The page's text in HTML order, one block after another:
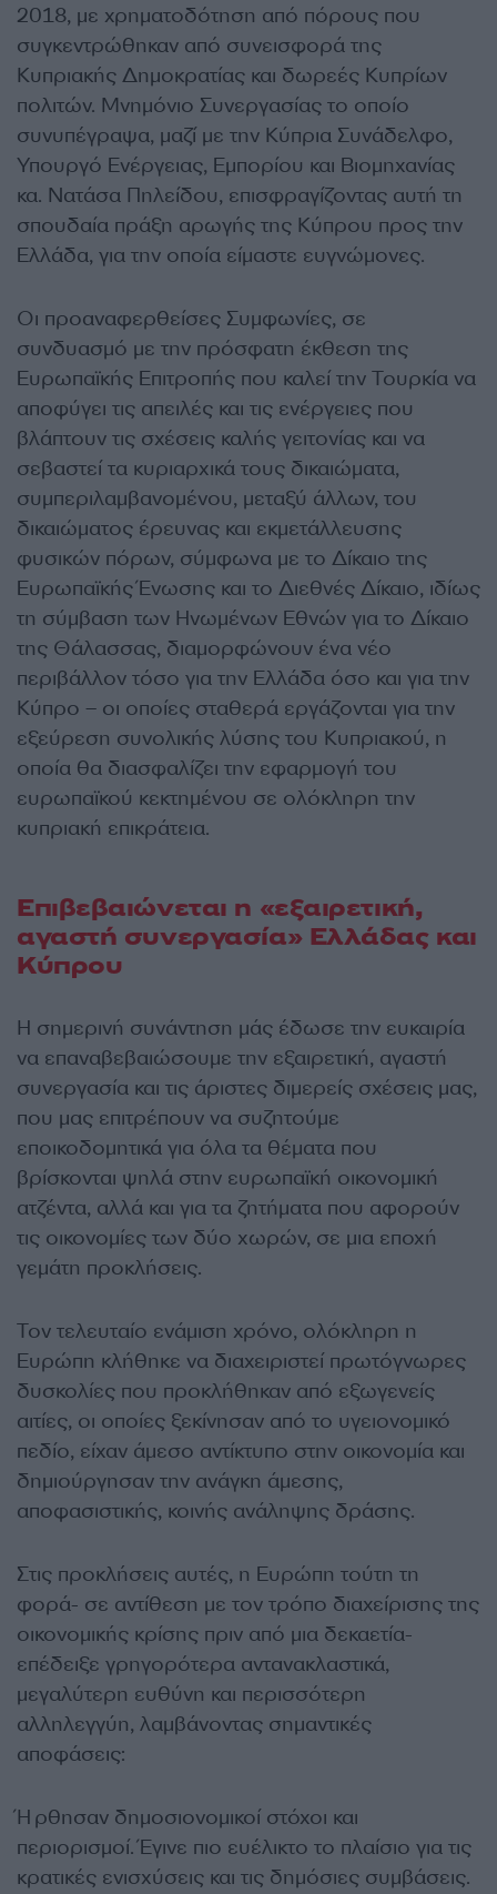
2018, με χρηματοδότηση από πόρους που
συγκεντρώθηκαν από συνεισφορά της
Κυπριακής Δημοκρατίας και δωρεές Κυπρίων
πολιτών. Μνημόνιο Συνεργασίας το οποίο
συνυπέγραψα, μαζί με την Κύπρια Συνάδελφο,
Υπουργό Ενέργειας, Εμπορίου και Βιομηχανίας
κα. Νατάσα Πηλείδου, επισφραγίζοντας αυτή τη
σπουδαία πράξη αρωγής της Κύπρου προς την
Ελλάδα, για την οποία είμαστε ευγνώμονες.
Οι προαναφερθείσες Συμφωνίες, σε
συνδυασμό με την πρόσφατη έκθεση της
Ευρωπαϊκής Επιτροπής που καλεί την Τουρκία να
αποφύγει τις απειλές και τις ενέργειες που
βλάπτουν τις σχέσεις καλής γειτονίας και να
σεβαστεί τα κυριαρχικά τους δικαιώματα,
συμπεριλαμβανομένου, μεταξύ άλλων, του
δικαιώματος έρευνας και εκμετάλλευσης
φυσικών πόρων, σύμφωνα με το Δίκαιο της
Ευρωπαϊκής Ένωσης και το Διεθνές Δίκαιο, ιδίως
τη σύμβαση των Ηνωμένων Εθνών για το Δίκαιο
της Θάλασσας, διαμορφώνουν ένα νέο
περιβάλλον τόσο για την Ελλάδα όσο και για την
Κύπρο – οι οποίες σταθερά εργάζονται για την
εξεύρεση συνολικής λύσης του Κυπριακού, η
οποία θα διασφαλίζει την εφαρμογή του
ευρωπαϊκού κεκτημένου σε ολόκληρη την
κυπριακή επικράτεια.
Επιβεβαιώνεται η «εξαιρετική,
αγαστή συνεργασία» Ελλάδας και
Κύπρου
Η σημερινή συνάντηση μάς έδωσε την ευκαιρία
να επαναβεβαιώσουμε την εξαιρετική, αγαστή
συνεργασία και τις άριστες διμερείς σχέσεις μας,
που μας επιτρέπουν να συζητούμε
εποικοδομητικά για όλα τα θέματα που
βρίσκονται ψηλά στην ευρωπαϊκή οικονομική
ατζέντα, αλλά και για τα ζητήματα που αφορούν
τις οικονομίες των δύο χωρών, σε μια εποχή
γεμάτη προκλήσεις.
Τον τελευταίο ενάμιση χρόνο, ολόκληρη η
Ευρώπη κλήθηκε να διαχειριστεί πρωτόγνωρες
δυσκολίες που προκλήθηκαν από εξωγενείς
αιτίες, οι οποίες ξεκίνησαν από το υγειονομικό
πεδίο, είχαν άμεσο αντίκτυπο στην οικονομία και
δημιούργησαν την ανάγκη άμεσης,
αποφασιστικής, κοινής ανάληψης δράσης.
Στις προκλήσεις αυτές, η Ευρώπη τούτη τη
φορά- σε αντίθεση με τον τρόπο διαχείρισης της
οικονομικής κρίσης πριν από μια δεκαετία-
επέδειξε γρηγορότερα αντανακλαστικά,
μεγαλύτερη ευθύνη και περισσότερη
αλληλεγγύη, λαμβάνοντας σημαντικές
αποφάσεις:
Ήρθησαν δημοσιονομικοί στόχοι και
περιορισμοί. Έγινε πιο ευέλικτο το πλαίσιο για τις
κρατικές ενισχύσεις και τις δημόσιες συμβάσεις.